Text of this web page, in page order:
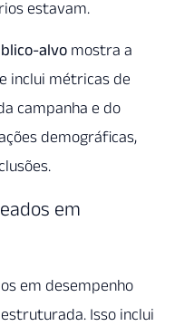
estavam.
alvo mostra a
inclui métricas de
campanha e do
demográficas,
em
em desempenho
Isso inclui